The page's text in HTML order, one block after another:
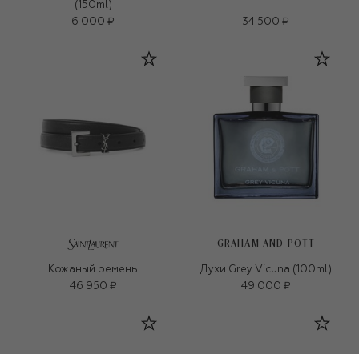
(150ml)
6 000 ₽
34 500 ₽
Кожаный ремень
46 950 ₽
GRAHAM AND POTT
Духи Grey Vicuna (100ml)
49 000 ₽